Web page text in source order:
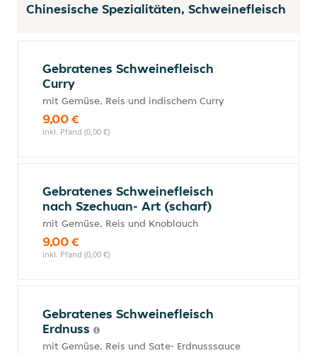
Chinesische Spezialitäten, Schweinefleisch
Gebratenes Schweinefleisch
Curry
mit Gemüse, Reis und indischem Curry
9,00 €
inkl. Pfand (0,00 €)
Gebratenes Schweinefleisch
nach Szechuan- Art (scharf)
mit Gemüse, Reis und Knoblauch
9,00 €
inkl. Pfand (0,00 €)
Gebratenes Schweinefleisch
Erdnuss
mit Gemüse, Reis und Sate- Erdnusssauce